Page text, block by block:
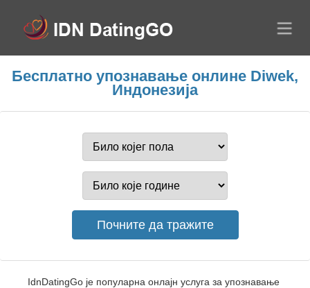
Бесплатно упознавање онлине Diwek,
Индонезија
IdnDatingGo је популарна онлајн услуга за упознавање